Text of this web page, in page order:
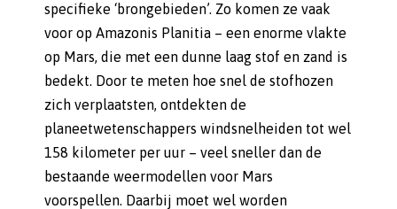
specifieke ‘brongebieden’. Zo komen ze vaak
voor op Amazonis Planitia – een enorme vlakte
op Mars, die met een dunne laag stof en zand is
bedekt. Door te meten hoe snel de stofhozen
zich verplaatsten, ontdekten de
planeetwetenschappers windsnelheiden tot wel
158 kilometer per uur – veel sneller dan de
bestaande weermodellen voor Mars
voorspellen. Daarbij moet wel worden